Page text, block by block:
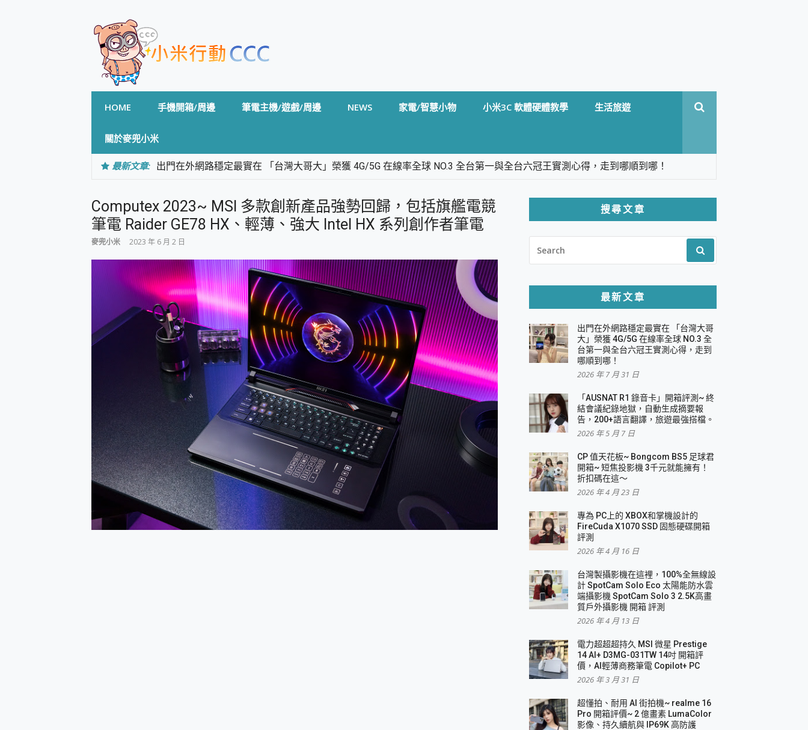
HOME 手機開箱/周邊 筆電主機/遊戲/周邊 NEWS 家電/智慧小物 小米3C 軟體硬體教學 生活旅遊
關於麥兜小米
最新文章: 出門在外網路穩定最實在 「台灣大哥大」榮獲 4G/5G 在線率全球 NO.3 全台第一與全台六冠王實測心得，走到哪順到哪！
專為 PC上的 XBOX和掌機設計的 FireCuda X1070 SSD 固態硬碟開箱 評測
台灣製攝影機在這裡，100%全無線設計 SpotCam Solo Eco 太陽能防水雲端攝影機 SpotCam Solo 3 2.5K高畫質戶外攝影機 開箱 評
測
電力超超超持久 MSI 微星 Prestige 14 AI+ D3MG-031TW 14吋 開箱評價，AI輕薄商務筆電 Copilot+ PC
超懂拍、耐用 AI 街拍機~ realme 16 Pro 開箱評價~ 2 億畫素 LumaColor 影像、持久續航與 IP69K 高防護
防窺黑科技 Galaxy S26 Ultra系列保護貼怎麼選？imos AR 低反光玻璃、藍寶石鏡頭貼與軍規防摔殼完整開箱評價
AI 支付 一錶搞定大小事 Xiaomi Watch 5 開箱 評測
超驚艷 讓人一眼就愛上 LENOVO 聯想 Yoga Book 9 14吋 AI輕薄筆電 開箱 評測
美到讓人超想擁有 moto pad 60 系列 與 Moto | Swarovski razr 60 冰藍限定版本 開箱 評測
好用的 EaseUS Partition Master 讓您輕鬆的移除與格式化有防寫保護的隨身碟或SD卡
一鍵修復模糊影片、舊照的 AI 好幫手! VideoProc Converter AI 新版全解析 × 年末優惠，一篇全看懂
小朋友才做選擇 投影機 RGB藍牙音響 氛圍情境燈 我通通都要！ Starfish 2 幻彩膠囊投影機｜結合「 智慧投影 & 煥彩流動 」的沈浸
式生活新體驗
外型超吸晴~ 給您絕佳操控體驗 GravaStar Mercury K1 系列 異星機械鍵盤與 Mercury X 系列 輕量無線電競滑鼠 開箱 評測
開箱~變身「蜘蛛人」椅子軍師！MSI MPG 491CQP QD-OLED 超寬曲面電競螢幕，多工辦公、爽度滿滿的終極桌面體驗
iPhone 17 系列 有認證的防護來囉！ imos 首家導入 UL MCV 行銷宣告驗證的手機配件品牌
DJI Osmo Pocket 3 爽爽帶回家 歡慶 EaseUS 21 週年到來，「Slogan 海報徵稿活動」好康大放送
小巧好吸不擋鏡頭 有Qi2認證的 ONPRO MagReact MXs2 5000mAh薄型磁吸無線急速行動電源 開箱 評測
會走動的冷暖氣 SONY REON POCKET PRO 穿戴式智慧冷暖調溫裝置 開箱 評測
寶可夢飛人外掛iToolab AnyGo全新升級，GO Fest 五折優惠嗨翻天！支援 iOS/Android！
百倍變焦實測~ vivo X200 Pro 與 S25 Ultra 誰能滿足全場景拍攝需求？
超好用的 PLAUD NotePin AI 智慧錄音膠囊~ 您的AI 秘書已上線 每月免費送你 300分鐘轉寫
COMPUTEX 2025 來囉！AGI亞奇雷 AI・Gaming・創作儲存方案登場，趕快來AGI亞奇雷挑戰任務抽 PS5！
自帶線的 有線無線都能充 ONPRO MagReact M5 10000mAh 5合1 磁吸無線急速行動電源 開箱 評測
飛利浦 JS7310 ⚡【電急便｜行動儲能救車電源】 可靠的旅行夥伴！帶給您優異的安全性與強大供電效能
是螢幕也是電視! 一機超多用途「MSI微星 Modern MD272UPSW 27型」 4K IPS 輕薄商用智慧聯網螢幕 開箱 評測
iPhone、Apple Watch、AirPods耳機 三個設備充電一起搞定 ONPRO MagReact™ M3 3 in 1可攜摺疊無線充電器 開箱 評測
動靜皆宜「HUAWEI FreeArc」開放式耳掛耳機，無感配戴! 超穩超服貼，音質、通話也很優質
EaseUS Vocal Remover 免費線上去聲器一鍵去除人聲 人聲 音樂分離 2024 消除人聲推薦
3 個超值 MHN 飛人工具分享~~ iToolab AnyGo 魔物獵人 Now飛人 ios教學 不出門也可以到處走
小體積 40000mAh 超大容量 一次充5個設備 充好充滿 CUKTECH 酷態科 300W 微型充電站 開箱 評測
97.3% 恢復率，資料救援就是這麼簡單 EaseUS Data Recovery Wizard Free 18.0.0 業界最好的資料救援軟體
Computex 2023~ MSI 多款創新產品強勢回歸，包括旗艦電競
筆電 Raider GE78 HX、輕薄、強大 Intel HX 系列創作者筆電
麥兜小米 2023 年 6 月 2 日
搜尋文章
FOR:
最新文章
出門在外網路穩定最實在 「台灣大哥
大」榮獲 4G/5G 在線率全球 NO.3 全
台第一與全台六冠王實測心得，走到
哪順到哪！
2026 年 7 月 31 日
「AUSNAT R1 錄音卡」開箱評測~ 終
結會議紀錄地獄，自動生成摘要報
告，200+語言翻譯，旅遊最強搭檔。
2026 年 5 月 7 日
CP 值天花板~ Bongcom BS5 足球君
開箱~ 短焦投影機 3千元就能擁有！
折扣碼在這～
2026 年 4 月 23 日
專為 PC上的 XBOX和掌機設計的
FireCuda X1070 SSD 固態硬碟開箱
評測
2026 年 4 月 16 日
台灣製攝影機在這裡，100%全無線設
計 SpotCam Solo Eco 太陽能防水雲
端攝影機 SpotCam Solo 3 2.5K高畫
質戶外攝影機 開箱 評測
2026 年 4 月 13 日
電力超超超持久 MSI 微星 Prestige
14 AI+ D3MG-031TW 14吋 開箱評
價，AI輕薄商務筆電 Copilot+ PC
2026 年 3 月 31 日
超懂拍、耐用 AI 街拍機~ realme 16
Pro 開箱評價~ 2 億畫素 LumaColor
影像、持久續航與 IP69K 高防護